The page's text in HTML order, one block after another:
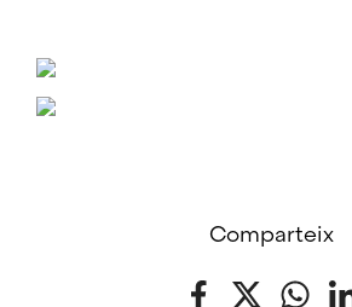
Comparteix
Facebook
Twitter